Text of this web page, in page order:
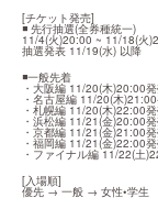
[チケット発売]
◾ 先行抽選(全券種統一)
11/4(火)20:00 ~ 11/18(火
抽選発表 11/19(水) 以降
◾一般先着
・大阪編 11/20(木)20:00
・名古屋編 11/20(木
・札幌編 11/20(木)22:00
・浜松編 11/21(金)20:00
・京都編 11/21(金)21:00
・福岡編 11/21(金)22:00
・ファイナル編 11/22(土
[入場順]
優先 → 一般 → 女性•学生